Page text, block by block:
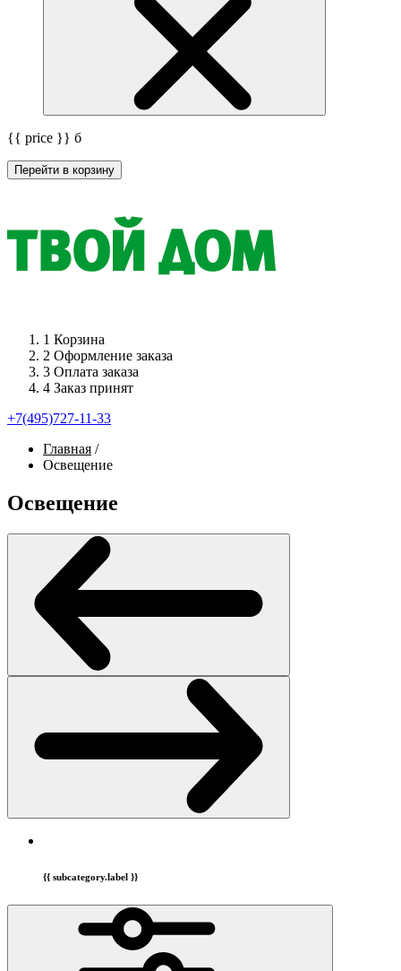
{{ price }} б
Перейти в корзину
1 Корзина
2 Оформление заказа
3 Оплата заказа
4 Заказ принят
+7(495)727-11-33
Главная /
Освещение
Освещение
{{ subcategory.label }}